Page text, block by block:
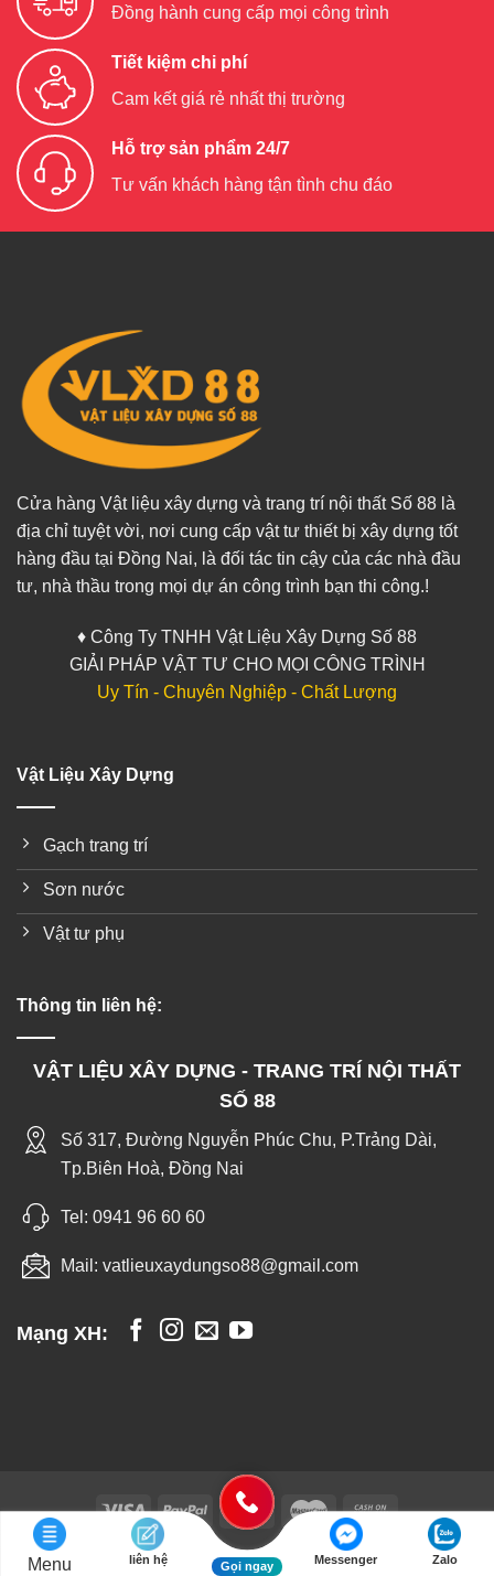
Đồng hành cung cấp mọi công trình
Tiết kiệm chi phí
Cam kết giá rẻ nhất thị trường
Hỗ trợ sản phẩm 24/7
Tư vấn khách hàng tận tình chu đáo
Cửa hàng Vật liệu xây dựng và trang trí nội thất Số 88 là
địa chỉ tuyệt vời, nơi cung cấp vật tư thiết bị xây dựng tốt
hàng đầu tại Đồng Nai, là đối tác tin cậy của các nhà đầu
tư, nhà thầu trong mọi dự án công trình bạn thi công.!
♦ Công Ty TNHH Vật Liệu Xây Dựng Số 88
GIẢI PHÁP VẬT TƯ CHO MỌI CÔNG TRÌNH
Uy Tín - Chuyên Nghiệp - Chất Lượng
Vật Liệu Xây Dựng
Gạch trang trí
Sơn nước
Vật tư phụ
Thông tin liên hệ:
VẬT LIỆU XÂY DỰNG - TRANG TRÍ NỘI THẤT
SỐ 88
Số 317, Đường Nguyễn Phúc Chu, P.Trảng Dài,
Tp.Biên Hoà, Đồng Nai
Tel: 0941 96 60 60
Mail: vatlieuxaydungso88@gmail.com
Mạng XH:
Vật Liệu Xây Dựng - Trang Trí Nội Thất Số 88 - Copyright 2026 ©
Menu liên hệ Gọi ngay Messenger Zalo